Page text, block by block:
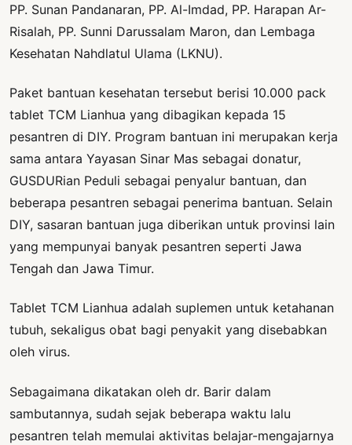
PP. Sunan Pandanaran, PP. Al-Imdad, PP. Harapan Ar-
Risalah, PP. Sunni Darussalam Maron, dan Lembaga
Kesehatan Nahdlatul Ulama (LKNU).
Paket bantuan kesehatan tersebut berisi 10.000 pack
tablet TCM Lianhua yang dibagikan kepada 15
pesantren di DIY. Program bantuan ini merupakan kerja
sama antara Yayasan Si nar Mas sebagai donatur,
GUSDURian Peduli sebagai penyalur bantuan, dan
beberapa pesantren sebagai penerima bantuan. Selain
DIY, sasaran bantuan juga diberikan untuk provinsi lain
yang mempunyai banyak pesantren seperti Jawa
Tengah dan Jawa Timur.
Tablet TCM Lianhua adalah suplemen untuk ketahanan
tubuh, sekaligus obat bagi penyakit yang disebabkan
oleh virus.
Sebagaimana dikatakan oleh dr. Barir dalam
sambutannya, sudah sejak beberapa waktu lalu
pesantren telah memulai aktivitas belajar-mengajarnya